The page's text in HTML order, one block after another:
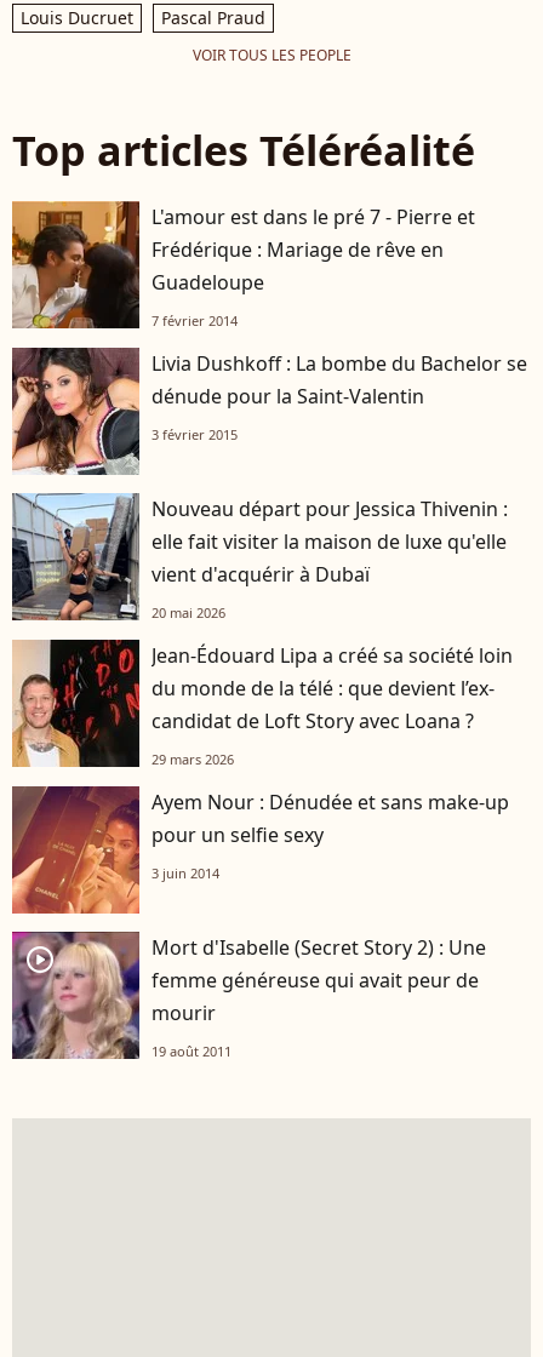
Louis Ducruet
Pascal Praud
VOIR TOUS LES PEOPLE
Top articles Téléréalité
L'amour est dans le pré 7 - Pierre et
Frédérique : Mariage de rêve en
Guadeloupe
7 février 2014
Livia Dushkoff : La bombe du Bachelor se
dénude pour la Saint-Valentin
3 février 2015
Nouveau départ pour Jessica Thivenin :
elle fait visiter la maison de luxe qu'elle
vient d'acquérir à Dubaï
20 mai 2026
Jean-Édouard Lipa a créé sa société loin
du monde de la télé : que devient l’ex-
candidat de Loft Story avec Loana ?
29 mars 2026
Ayem Nour : Dénudée et sans make-up
pour un selfie sexy
3 juin 2014
player2
Mort d'Isabelle (Secret Story 2) : Une
femme généreuse qui avait peur de
mourir
19 août 2011